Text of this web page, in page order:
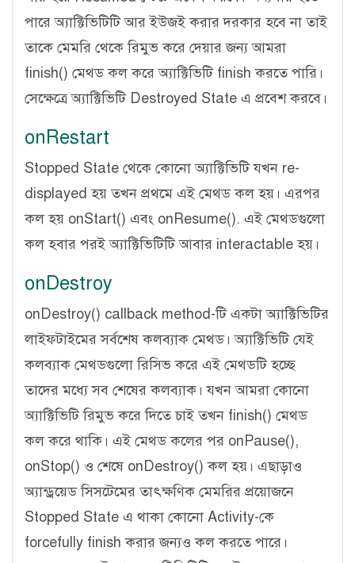
পারে অ্যাক্টিভিটিটি আর ইউজই করার দরকার হবে না তাই
তাকে মেমরি থেকে রিমুভ করে দেয়ার জন্য আমরা
finish() মেথড কল করে অ্যাক্টিভিটি finish করতে পারি।
সেক্ষেত্রে অ্যাক্টিভিটি Destroyed State এ প্রবেশ করবে।
onRestart
Stopped State থেকে কোনো অ্যাক্টিভিটি যখন re-
displayed হয় তখন প্রথমে এই মেথড কল হয়। এরপর
কল হয় onStart() এবং onResume(). এই মেথডগুলো
কল হবার পরই অ্যাক্টিভিটিটি আবার interactable হয়।
onDestroy
onDestroy() callback method-টি একটা অ্যাক্টিভিটির
লাইফটাইমের সর্বশেষ কলব্যাক মেথড। অ্যাক্টিভিটি যেই
কলব্যাক মেথডগুলো রিসিভ করে এই মেথডটি হচ্ছে
তাদের মধ্যে সব শেষের কলব্যাক। যখন আমরা কোনো
অ্যাক্টিভিটি রিমুভ করে দিতে চাই তখন finish() মেথড
কল করে থাকি। এই মেথড কলের পর onPause(),
onStop() ও শেষে onDestroy() কল হয়। এছাড়াও
অ্যান্ড্রয়েড সিসটেমের তাৎক্ষণিক মেমরির প্রয়োজনে
Stopped State এ থাকা কোনো Activity-কে
forcefully finish করার জন্যও কল করতে পারে।